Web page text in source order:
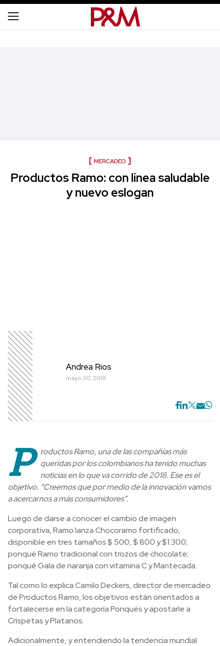
MERCADEO
Productos Ramo: con línea saludable
y nuevo eslogan
Andrea Rios
mayo 30, 2018
P
roductos Ramo, una de las compañías más
queridas por los colombianos ha tenido muchas
noticias en lo que va corrido de 2018. Ese es el
objetivo. “Creemos que por medio de la innovación vamos
a acercarnos a más consumidores”.
Luego de darse a conocer el cambio de imagen
corporativa, Ramo lanza Chocoramo fortificado,
disponible en tres tamaños $ 500, $ 800 y $1.300;
ponqué Ramo tradicional con trozos de chocolate;
ponqué Gala de naranja con vitamina C y Mantecada.
Tal como lo explica Camilo Deckers, director de mercadeo
de Productos Ramo, los objetivos están orientados a
fortalecerse en la categoría Ponqués y apostarle a
Crispetas y Platanos.
Adicionalmente, y entendiendo la tendencia mundial